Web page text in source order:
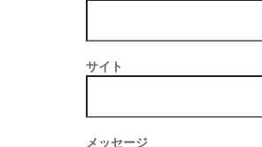
サイト
メッセージ